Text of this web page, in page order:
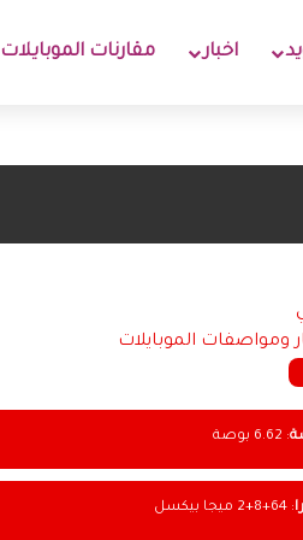
اخبار مقارنات الموبايلات
ومواصفات الموبايلات
: 6.62 بوصة
:2+8+64 ميجا بيكسل